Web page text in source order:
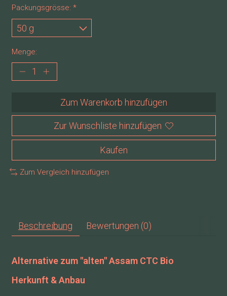
Packungsgrösse: *
Menge:
Zum Warenkorb hinzufügen
Zur Wunschliste hinzufügen
Kaufen
Zum Vergleich hinzufügen
Beschreibung Bewertungen (0)
Alternative zum "alten" Assam CTC Bio
Herkunft & Anbau